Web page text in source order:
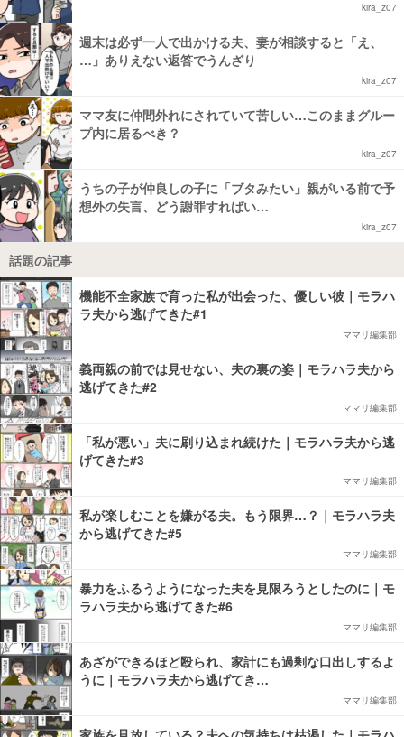
kira_z07
週末は必ず一人で出かける夫、妻が相談すると「え、
…」ありえない返答でうんざり
kira_z07
ママ友に仲間外れにされていて苦しい…このままグルー
プ内に居るべき？
kira_z07
うちの子が仲良しの子に「ブタみたい」親がいる前で予
想外の失言、どう謝罪すればい…
kira_z07
話題の記事
機能不全家族で育った私が出会った、優しい彼｜モラハ
ラ夫から逃げてきた#1
ママリ編集部
義両親の前では見せない、夫の裏の姿｜モラハラ夫から
逃げてきた#2
ママリ編集部
「私が悪い」夫に刷り込まれ続けた｜モラハラ夫から逃
げてきた#3
ママリ編集部
私が楽しむことを嫌がる夫。もう限界…？｜モラハラ夫
から逃げてきた#5
ママリ編集部
暴力をふるうようになった夫を見限ろうとしたのに｜モ
ラハラ夫から逃げてきた#6
ママリ編集部
あざができるほど殴られ、家計にも過剰な口出しするよ
うに｜モラハラ夫から逃げてき…
ママリ編集部